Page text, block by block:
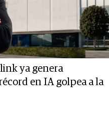
ya genera
en IA golpea a la